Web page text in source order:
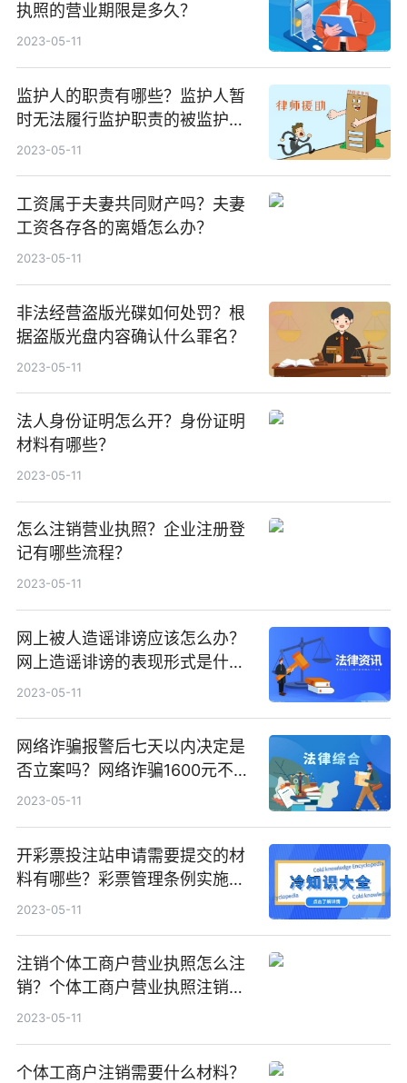
执照的营业期限是多久？
2023-05-11
监护人的职责有哪些？监护人暂
时无法履行监护职责的被监护人
要怎么办？
2023-05-11
工资属于夫妻共同财产吗？夫妻
工资各存各的离婚怎么办？
2023-05-11
非法经营盗版光碟如何处罚？根
据盗版光盘内容确认什么罪名？
2023-05-11
法人身份证明怎么开？身份证明
材料有哪些？
2023-05-11
怎么注销营业执照？企业注册登
记有哪些流程？
2023-05-11
网上被人造谣诽谤应该怎么办？
网上造谣诽谤的表现形式是什
么？
2023-05-11
网络诈骗报警后七天以内决定是
否立案吗？网络诈骗1600元不立
案吗？
2023-05-11
开彩票投注站申请需要提交的材
料有哪些？彩票管理条例实施细
则有哪些规定？
2023-05-11
注销个体工商户营业执照怎么注
销？个体工商户营业执照注销要
多久？
2023-05-11
个体工商户注销需要什么材料？